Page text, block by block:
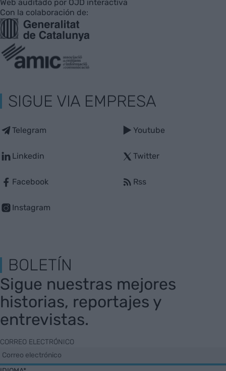
Web auditado por OJD interactiva
Con la colaboración de:
SIGUE VIA EMPRESA
Telegram
Linkedin
Facebook
Instagram
Youtube
Twitter
Rss
BOLETÍN
Sigue nuestras mejores
historias, reportajes y
entrevistas.
CORREO ELECTRÓNICO